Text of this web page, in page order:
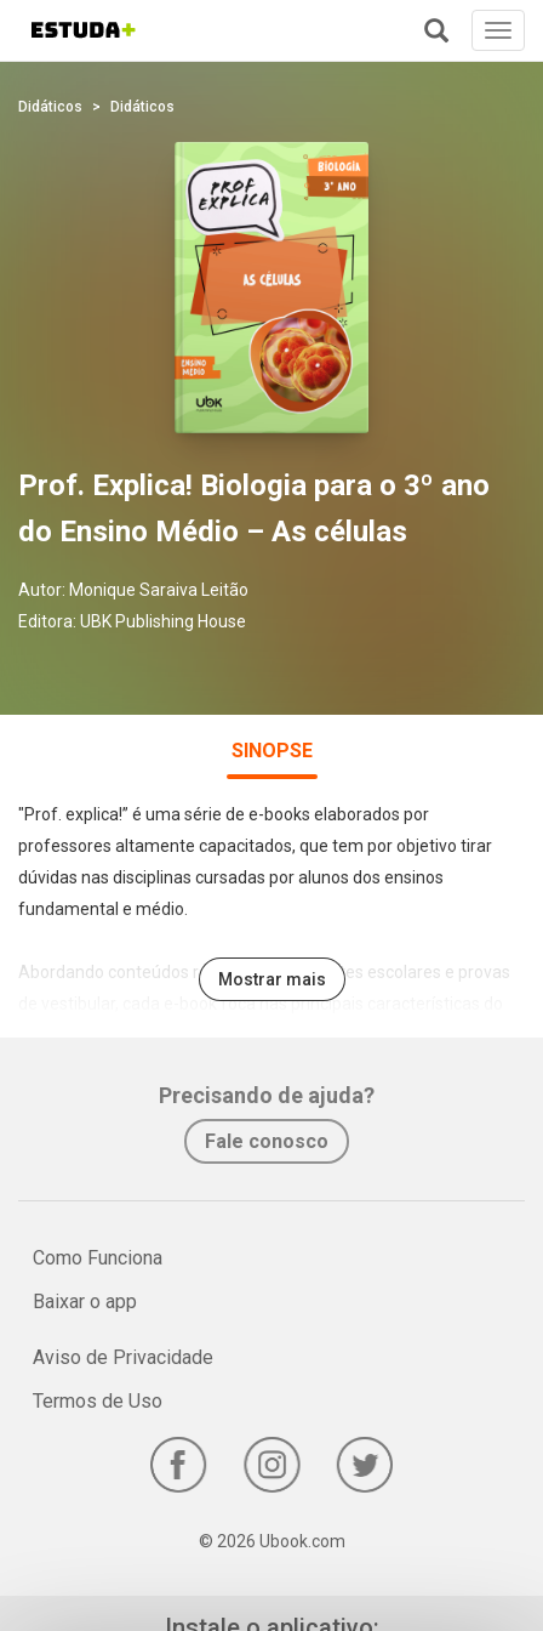
Didáticos Didáticos
Prof. Explica! Biologia para o 3º ano
do Ensino Médio – As células
Autor: Monique Saraiva Leitão
Editora: UBK Publishing House
SINOPSE
"Prof. explica!” é uma série de e-books elaborados por
professores altamente capacitados, que tem por objetivo tirar
dúvidas nas disciplinas cursadas por alunos dos ensinos
fundamental e médio.
Abordando conteúdos recorrentes em testes escolares e provas
de vestibular, cada e-book foca nas principais características do
No e-book "Prof. explica!” Biologia para o 3º ano do Ensino Médio
serão vistos os principais pontos sobre o estudo das células!
Mostrar mais
Precisando de ajuda?
Fale conosco
Como Funciona
Baixar o app
Aviso de Privacidade
Termos de Uso
© 2026 Ubook.com